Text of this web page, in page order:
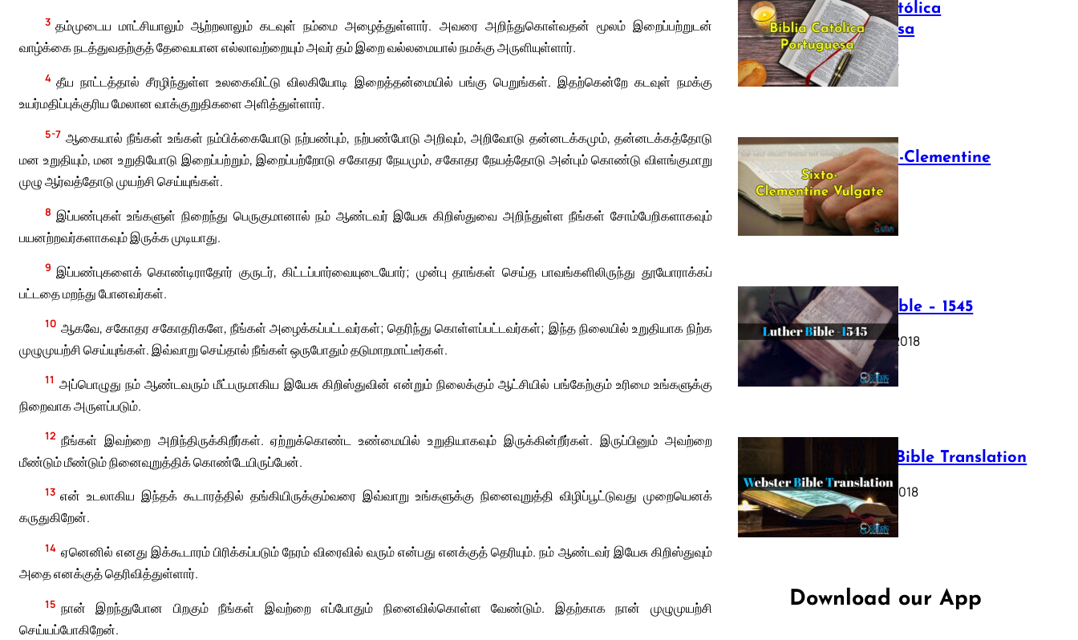
3 தம்முடைய மாட்சியாலும் ஆற்றலாலும் கடவுள் நம்மை அழைத்துள்ளார். அவரை அறிந்துகொள்வதன் மூலம் இறைப்பற்றுடன்
வாழ்க்கை நடத்துவதற்குத் தேவையான எல்லாவற்றையும் அவர் தம் இறை வல்லமையால் நமக்கு அருளியுள்ளார்.
4 தீய நாட்டத்தால் சீரழிந்துள்ள உலகைவிட்டு விலகியோடி இறைத்தன்மையில் பங்கு பெறுங்கள். இதற்கென்றே கடவுள் நமக்கு
உயர்மதிப்புக்குரிய மேலான வாக்குறுதிகளை அளித்துள்ளார்.
5-7 ஆகையால் நீங்கள் உங்கள் நம்பிக்கையோடு நற்பண்பும், நற்பண்போடு அறிவும், அறிவோடு தன்னடக்கமும், தன்னடக்கத்தோடு
மன உறுதியும், மன உறுதியோடு இறைப்பற்றும், இறைப்பற்றோடு சகோதர நேயமும், சகோதர நேயத்தோடு அன்பும் கொண்டு விளங்குமாறு
முழு ஆர்வத்தோடு முயற்சி செய்யுங்கள்.
8 இப்பண்புகள் உங்களுள் நிறைந்து பெருகுமானால் நம் ஆண்டவர் இயேசு கிறிஸ்துவை அறிந்துள்ள நீங்கள் சோம்பேறிகளாகவும்
பயனற்றவர்களாகவும் இருக்க முடியாது.
9 இப்பண்புகளைக் கொண்டிராதோர் குருடர், கிட்டப்பார்வையுடையோர்; முன்பு தாங்கள் செய்த பாவங்களிலிருந்து தூயோராக்கப்
பட்டதை மறந்து போனவர்கள்.
10 ஆகவே, சகோதர சகோதரிகளே, நீங்கள் அழைக்கப்பட்டவர்கள்; தெரிந்து கொள்ளப்பட்டவர்கள்; இந்த நிலையில் உறுதியாக நிற்க
முழுமுயற்சி செய்யுங்கள். இவ்வாறு செய்தால் நீங்கள் ஒருபோதும் தடுமாறமாட்டீர்கள்.
11 அப்பொழுது நம் ஆண்டவரும் மீட்பருமாகிய இயேசு கிறிஸ்துவின் என்றும் நிலைக்கும் ஆட்சியில் பங்கேற்கும் உரிமை உங்களுக்கு
நிறைவாக அருளப்படும்.
12 நீங்கள் இவற்றை அறிந்திருக்கிறீர்கள். ஏற்றுக்கொண்ட உண்மையில் உறுதியாகவும் இருக்கின்றீர்கள். இருப்பினும் அவற்றை
மீண்டும் மீண்டும் நினைவுறுத்திக் கொண்டேயிருப்பேன்.
13 என் உடலாகிய இந்தக் கூடாரத்தில் தங்கியிருக்கும்வரை இவ்வாறு உங்களுக்கு நினைவுறுத்தி விழிப்பூட்டுவது முறையெனக்
கருதுகிறேன்.
14 ஏனெனில் எனது இக்கூடாரம் பிரிக்கப்படும் நேரம் விரைவில் வரும் என்பது எனக்குத் தெரியும். நம் ஆண்டவர் இயேசு கிறிஸ்துவும்
அதை எனக்குத் தெரிவித்துள்ளார்.
15 நான் இறந்துபோன பிறகும் நீங்கள் இவற்றை எப்போதும் நினைவில்கொள்ள வேண்டும். இதற்காக நான் முழுமுயற்சி
செய்யப்போகிறேன்.
Bíblia Católica
Portuguesa
July 16, 2025
The Sixto-Clementine
Vulgate
July 12, 2025
Luther Bible – 1545
October 17, 2018
Webster Bible Translation
October 11, 2018
Download our App